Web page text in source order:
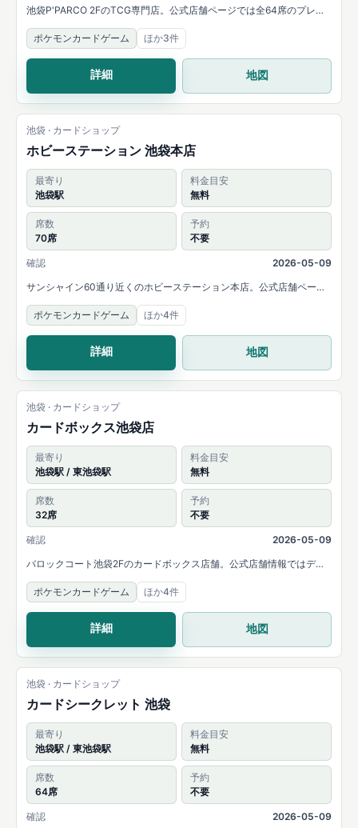
池袋P'PARCO 2FのTCG専門店。公式店舗ページでは全64席のプレイ
スペースと、MTG・ポケモンカード・ONE PIECEカード・デュエル・
マスターズなどの取扱いを案内しています。
ポケモンカードゲーム ほか3件
詳細 地図
池袋 · カードショップ
ホビーステーション 池袋本店
最寄り
池袋駅
料金目安
無料
席数
70席
予約
不要
確認
2026-05-09
サンシャイン60通り近くのホビーステーション本店。公式店舗ページ
では都内最大級の70席デュエルスペースと各種カードゲーム大会の実
施を案内しています。
ポケモンカードゲーム ほか4件
詳細 地図
池袋 · カードショップ
カードボックス池袋店
最寄り
池袋駅 / 東池袋駅
料金目安
無料
席数
32席
予約
不要
確認
2026-05-09
バロックコート池袋2Fのカードボックス店舗。公式店舗情報ではデュ
エルスペース32席、平日22時までの営業、複数タイトルの取扱いを案
内しています。
ポケモンカードゲーム ほか4件
詳細 地図
池袋 · カードショップ
カードシークレット 池袋
最寄り
池袋駅 / 東池袋駅
料金目安
無料
席数
64席
予約
不要
確認 2026-05-09